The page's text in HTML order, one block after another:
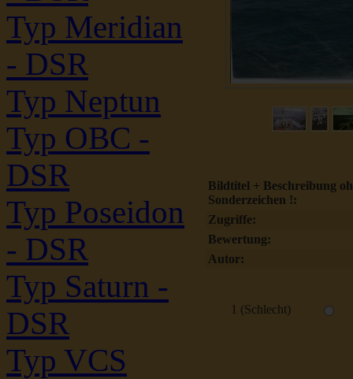
Typ Meridian
- DSR
Typ Neptun
Typ OBC -
DSR
Typ Poseidon
- DSR
Typ Saturn -
DSR
Typ VCS
Bildtitel + Beschreibung
Sonderzeichen !:
Zugriffe:
Bewertung:
Autor:
1 (Schlecht)